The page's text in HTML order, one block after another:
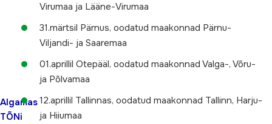
Algamas
TÕNi
Virumaa ja Lääne-Virumaa
31.märtsil Pärnus, oodatud maakonnad Pärnu-
Viljandi- ja Saaremaa
01.aprillil Otepääl, oodatud maakonnad Valga-, Võru-
ja Põlvamaa
12.aprillil Tallinnas, oodatud maakonnad Tallinn, Harju-
ja Hiiumaa